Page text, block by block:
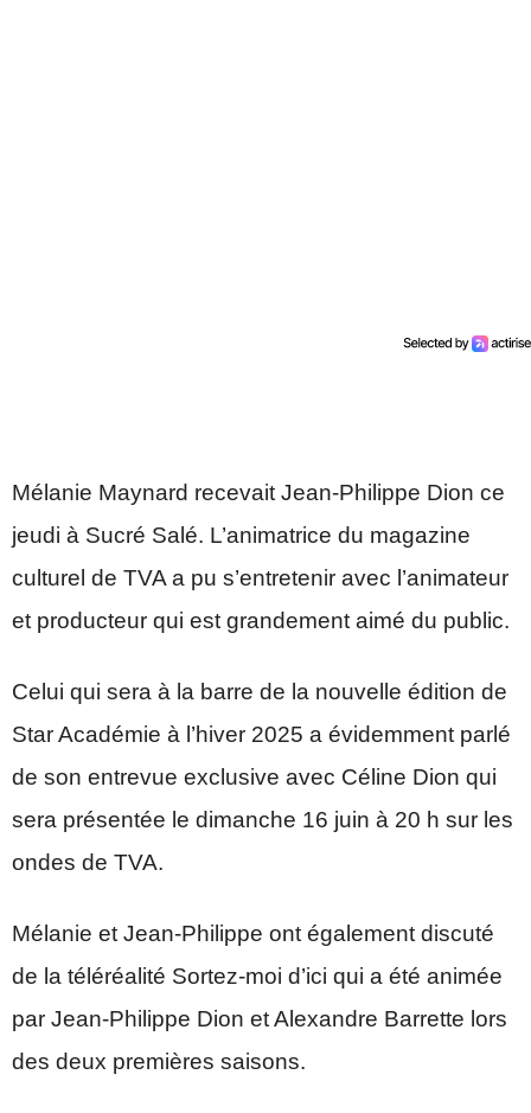
Mélanie Maynard recevait Jean-Philippe Dion ce
jeudi à Sucré Salé. L’animatrice du magazine
culturel de TVA a pu s’entretenir avec l’animateur
et producteur qui est grandement aimé du public.
Celui qui sera à la barre de la nouvelle édition de
Star Académie à l’hiver 2025 a évidemment parlé
de son entrevue exclusive avec Céline Dion qui
sera présentée le dimanche 16 juin à 20 h sur les
ondes de TVA.
Mélanie et Jean-Philippe ont également discuté
de la téléréalité Sortez-moi d’ici qui a été animée
par Jean-Philippe Dion et Alexandre Barrette lors
des deux premières saisons.